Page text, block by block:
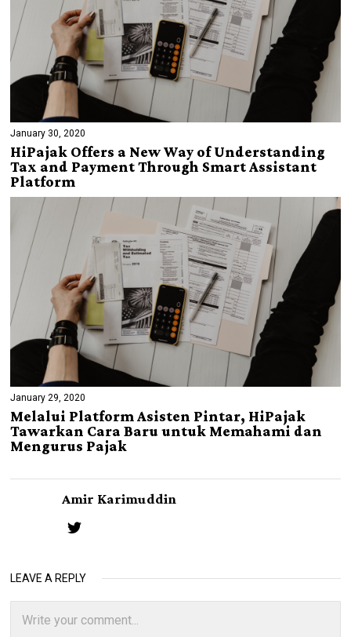
January 30, 2020
HiPajak Offers a New Way of Understanding
Tax and Payment Through Smart Assistant
Platform
January 29, 2020
Melalui Platform Asisten Pintar, HiPajak
Tawarkan Cara Baru untuk Memahami dan
Mengurus Pajak
Amir Karimuddin
LEAVE A REPLY